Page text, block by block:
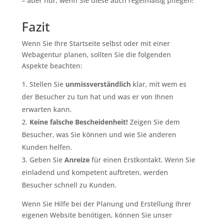
Fazit
Wenn Sie Ihre Startseite selbst oder mit einer
Webagentur planen, sollten Sie die folgenden
Aspekte beachten:
Stellen Sie unmissverständlichklar, mit wem es
der Besucher zu tun hat und was er von Ihnen
erwarten kann.
Keine falsche Bescheidenheit!Zeigen Sie dem
Besucher, was Sie können und wie Sie anderen
Kunden helfen.
Geben Sie Anreizefür einen Erstkontakt. Wenn Sie
einladend und kompetent auftreten, werden
Besucher schnell zu Kunden.
Wenn Sie Hilfe bei der Planung und Erstellung Ihrer
eigenen Website benötigen, können Sie unser